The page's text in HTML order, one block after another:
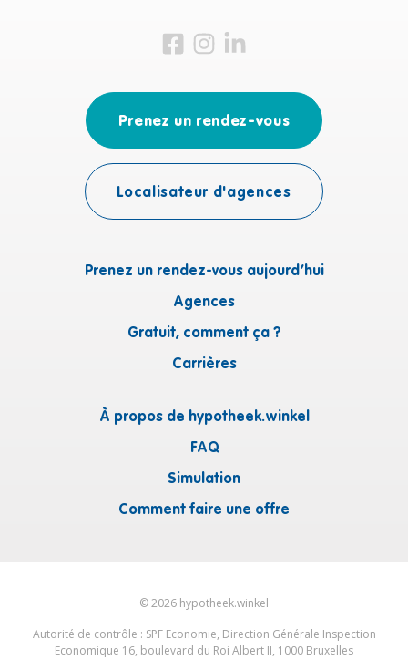
Visitez-nous sur Facebook
Visitez-nous sur Instagram
Visitez-nous sur LinkedIn
Prenez un rendez-vous aujourd’hui
Agences
Gratuit, comment ça ?
Carrières
À propos de hypotheek.winkel
FAQ
Simulation
Comment faire une offre
Prenez un rendez-vous
Localisateur d'agences
©2026 hypotheek.winkel
Autorité de contrôle : SPF Economie, Direction Générale Inspection
Economique 16, boulevard du Roi Albert II, 1000 Bruxelles